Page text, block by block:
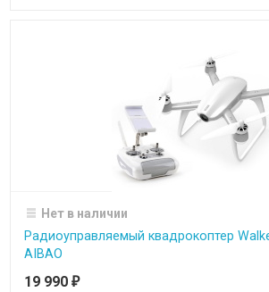
Нет в наличии
Радиоуправляемый квадрокоптер
AIBAO
19 990 ₽